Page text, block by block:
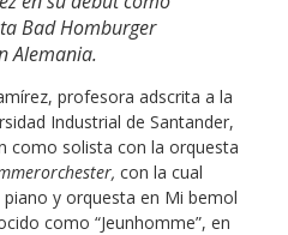
Bad Homburger
Alemania.
profesora adscrita a la
Industrial de Santander,
como solista con la orquesta
con la cual
y orquesta en Mi bemol
como “Jeunhomme”, en